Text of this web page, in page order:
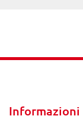
Informazioni